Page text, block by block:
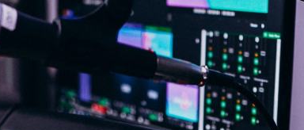
PROGRAM